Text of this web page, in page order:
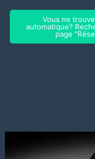
Vous ne
automatique?
page